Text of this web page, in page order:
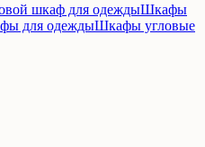
шкаф для одеждыШкафы
для одеждыШкафы угловые